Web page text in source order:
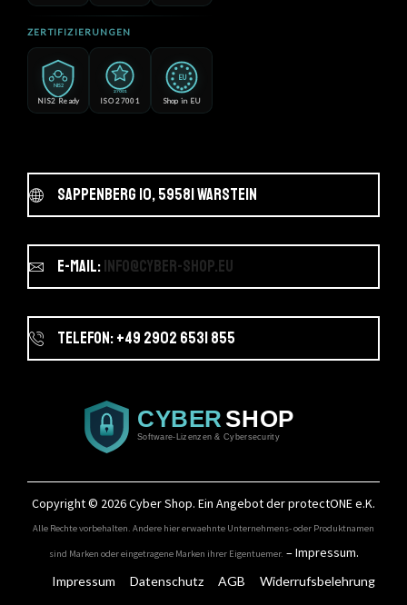
ZERTIFIZIERUNGEN
NIS2
NIS2 Ready
27001
ISO 27001
EU
Shop in EU
Sappenberg 10, 59581 Warstein
E-Mail:info@cyber-shop.eu
Telefon: +49 2902 6531 855
Copyright © 2026Cyber Shop. Ein Angebot der protectONE e.K.
Alle Rechte vorbehalten. Andere hier erwaehnte Unternehmens- oder Produktnamen
sind Marken oder eingetragene Marken ihrer Eigentuemer. –Impressum.
Impressum Datenschutz AGB Widerrufsbelehrung